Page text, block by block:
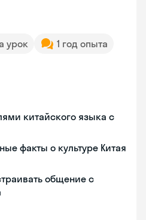
урок
1 год опыта
китайского языка с
факты о культуре Китая
общение с